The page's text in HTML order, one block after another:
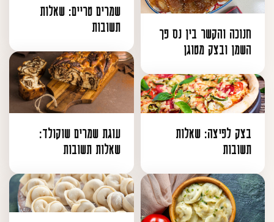
חנוכה והקשר בין נס פך
השמן ובצק מטוגן
שמרים טריים: שאלות
תשובות
בצק לפיצה: שאלות
תשובות
עוגת שמרים שוקולד:
שאלות תשובות